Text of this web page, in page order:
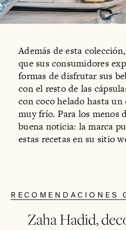
Además de esta
que sus consumidores
formas de disfrutar sus
con el resto de las
con coco helado hasta
muy frío. Para los menos
buena noticia: la marca
estas recetas en su sitio
RECOMENDACIONES
Zaha Hadid,